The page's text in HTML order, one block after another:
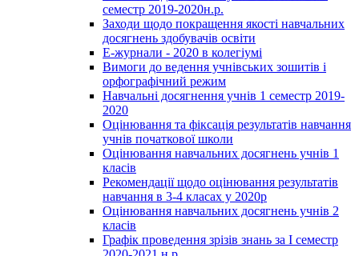
семестр 2019-2020н.р.
Заходи щодо покращення якості навчальних
досягнень здобувачів освіти
Е-журнали - 2020 в колегіумі
Вимоги до ведення учнівських зошитів і
орфографічний режим
Навчальні досягнення учнів 1 семестр 2019-
2020
Оцінювання та фіксація результатів навчання
учнів початкової школи
Оцінювання навчальних досягнень учнів 1
класів
Рекомендації щодо оцінювання результатів
навчання в 3-4 класах у 2020р
Оцінювання навчальних досягнень учнів 2
класів
Графік проведення зрізів знань за І семестр